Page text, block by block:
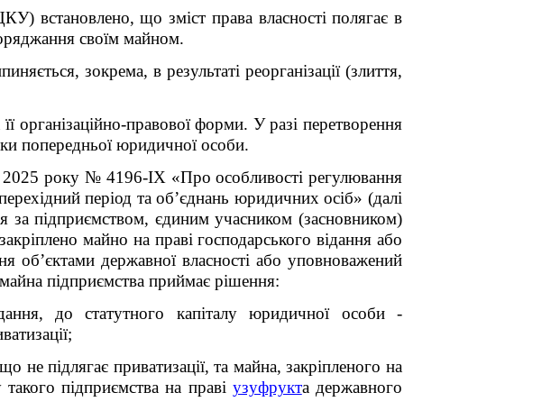
встановлено, що зміст права власності полягає в
своїм майном.
зокрема, в результаті реорганізації (злиття,
організаційно-правової форми. У разі перетворення
попередньої юридичної особи.
2025 року № 4196-IX «Про особливості регулювання
період та об’єднань юридичних осіб» (далі
підприємством, єдиним учасником (засновником)
майно на праві господарського відання або
об’єктами державної власності або уповноважений
майна підприємства приймає рішення:
до статутного капіталу юридичної особи -
не підлягає приватизації, та майна, закріпленого на
підприємства на праві узуфрукта державного